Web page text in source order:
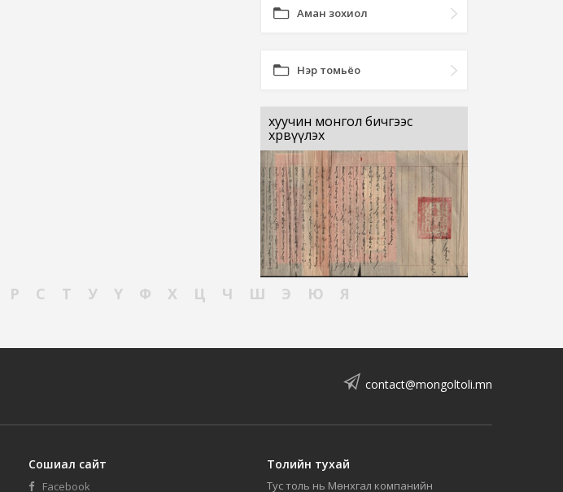
Аман зохиол
Нэр томьёо
хуучин монгол бичгээс
хөрвүүлэх
Р С Т У Ү Ф Х Ц Ч Ш Э Ю Я
contact@mongoltoli.mn
Сошиал сайт
Facebook
Толийн тухай
Тус толь нь Мөнхгал компанийн